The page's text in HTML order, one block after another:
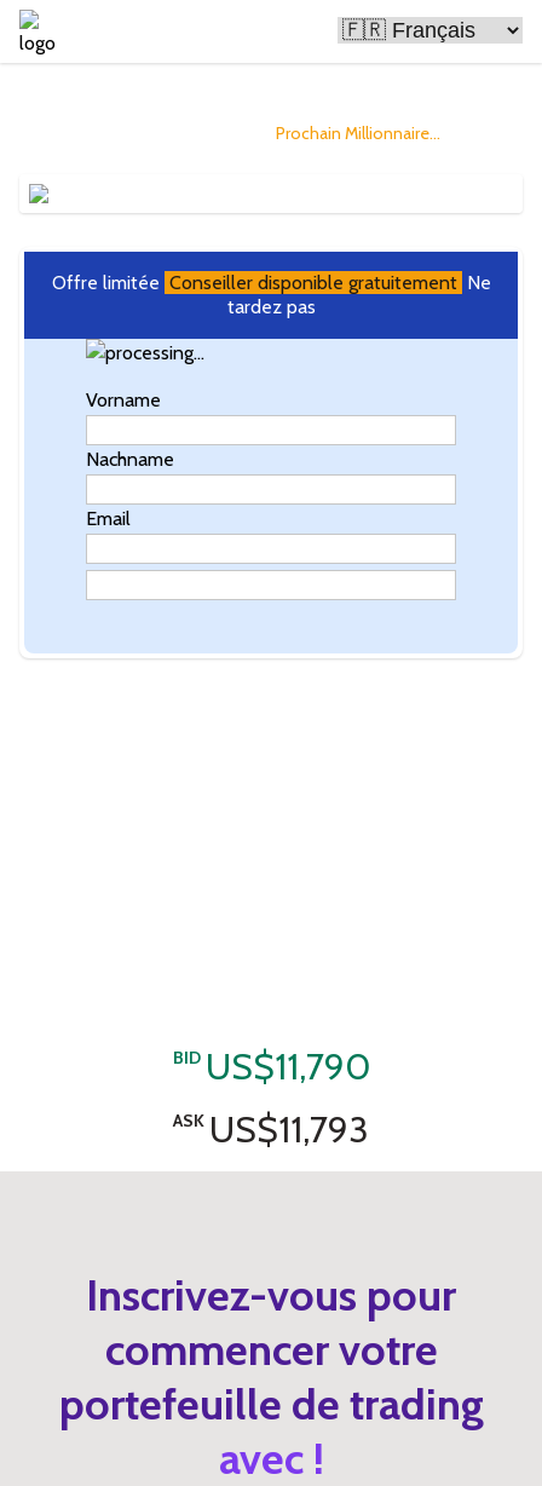
Prochain Millionnaire...
Offre limitée Conseiller disponible gratuitement Ne
tardez pas
Vorname
Nachname
Email
BID US$11,790
ASK US$11,793
Inscrivez-vous pour
commencer votre
portefeuille de trading
avec !